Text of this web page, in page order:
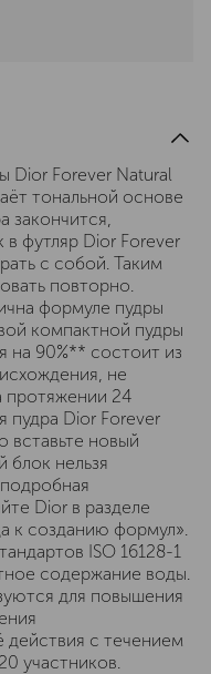
Dior Forever Natural
тональной основе
закончится,
футляр Dior Forever
с собой. Таким
повторно.
формуле пудры
компактной пудры
на 90%** состоит из
не
протяжении 24
пудра Dior Forever
вставьте новый
нельзя
Dior в разделе
к созданию формул».
ISO 16128-1
содержание воды.
для повышения
действия с течением
участников.